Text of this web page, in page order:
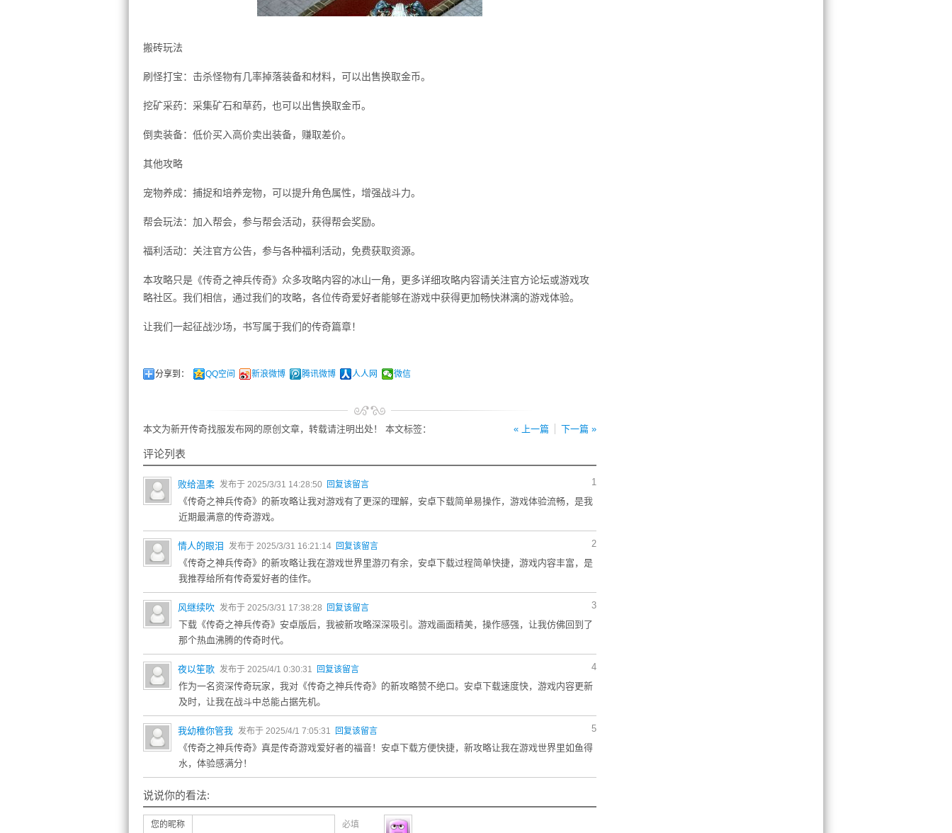
搬砖玩法
刷怪打宝：击杀怪物有几率掉落装备和材料，可以出售换取金币。
挖矿采药：采集矿石和草药，也可以出售换取金币。
倒卖装备：低价买入高价卖出装备，赚取差价。
其他攻略
宠物养成：捕捉和培养宠物，可以提升角色属性，增强战斗力。
帮会玩法：加入帮会，参与帮会活动，获得帮会奖励。
福利活动：关注官方公告，参与各种福利活动，免费获取资源。
本攻略只是《传奇之神兵传奇》众多攻略内容的冰山一角，更多详细攻略内容请关注官方论坛或游戏攻
略社区。我们相信，通过我们的攻略，各位传奇爱好者能够在游戏中获得更加畅快淋漓的游戏体验。
让我们一起征战沙场，书写属于我们的传奇篇章！
分享到： QQ空间 新浪微博 腾讯微博 人人网 微信
« 上一篇 下一篇 »
本文为新开传奇找服发布网的原创文章，转载请注明出处！ 本文标签：
评论列表
1
败给温柔 发布于 2025/3/31 14:28:50 回复该留言
《传奇之神兵传奇》的新攻略让我对游戏有了更深的理解，安卓下载简单易操作，游戏体验流畅，是我
近期最满意的传奇游戏。
2
情人的眼泪 发布于 2025/3/31 16:21:14 回复该留言
《传奇之神兵传奇》的新攻略让我在游戏世界里游刃有余，安卓下载过程简单快捷，游戏内容丰富，是
我推荐给所有传奇爱好者的佳作。
3
风继续吹 发布于 2025/3/31 17:38:28 回复该留言
下载《传奇之神兵传奇》安卓版后，我被新攻略深深吸引。游戏画面精美，操作感强，让我仿佛回到了
那个热血沸腾的传奇时代。
4
夜以笙歌 发布于 2025/4/1 0:30:31 回复该留言
作为一名资深传奇玩家，我对《传奇之神兵传奇》的新攻略赞不绝口。安卓下载速度快，游戏内容更新
及时，让我在战斗中总能占据先机。
5
我幼稚你管我 发布于 2025/4/1 7:05:31 回复该留言
《传奇之神兵传奇》真是传奇游戏爱好者的福音！安卓下载方便快捷，新攻略让我在游戏世界里如鱼得
水，体验感满分！
说说你的看法:
您的昵称 必填